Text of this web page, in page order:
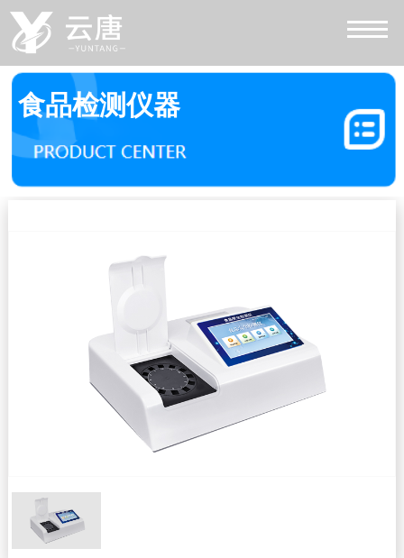
食品检测仪器